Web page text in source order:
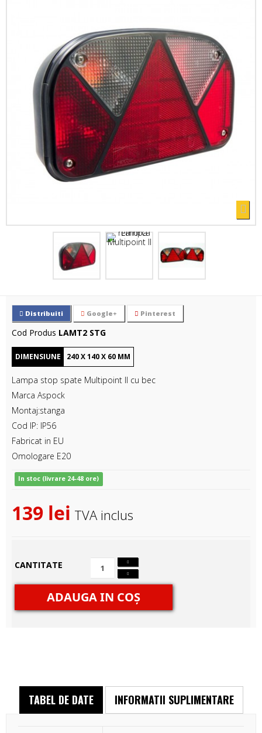
Distribuiti Google+ Pinterest
Cod Produs LAMT2 STG
DIMENSIUNE 240X140X 60 MM
Lampa stop spate Multipoint II cu bec
Marca Aspock
Montaj:stanga
Cod IP: IP56
Fabricat in EU
Omologare E20
In stoc (livrare 24-48 ore)
139 lei TVA inclus
CANTITATE
ADAUGA IN COŞ
TABEL DE DATE INFORMATII SUPLIMENTARE